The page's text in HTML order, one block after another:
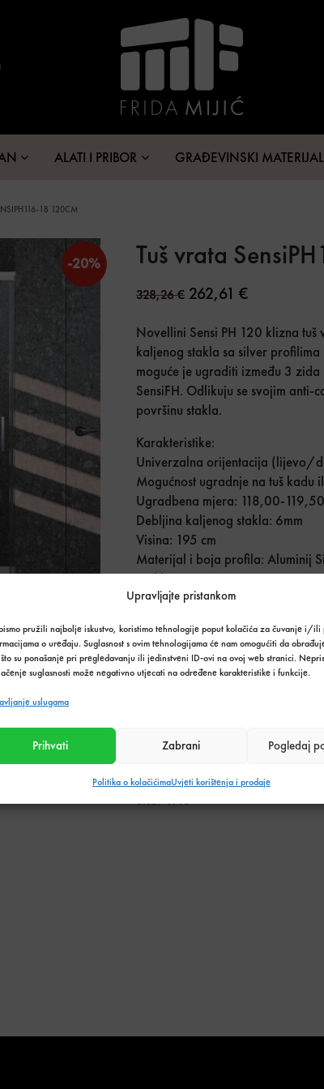
Upravljajte pristankom
pružili najbolje iskustvo, koristimo tehnologije poput kolačića za čuvanje i/ili
o uređaju. Suglasnost s ovim tehnologijama će nam omogućiti da
su ponašanje pri pregledavanju ili jedinstveni ID-ovi na ovoj web stranici.
suglasnosti može negativno utjecati na određene karakteristike i funkcije.
uslugama
Prihvati Zabrani Pogledaj
Politika o kolačićimaUvjeti korištenja i prodaje
ALATI I PRIBOR GRAĐEVINSKI MATERIJAL
1B 120CM
-20% Tuš vrata
328,26€ Original price was:
262,61€Current
Novellini Sensi PH 120 klizna
kaljenog stakla sa silver profilima
moguće je ugraditi između 3
SensiFH. Odlikuju se svojim anti-
površinu stakla.
Karakteristike:
Univerzalna orijentacija (lijevo/
Mogućnost ugradnje na tuš kadu
Ugradbena mjera: 118,00-
Debljina kaljenog stakla: 6mm
Visina: 195 cm
Materijal i boja profila: Aluminij
Staklo: Transparentno
Tuš vrata SensiPH moguće je
potrebno je kombinirati sa
Količina u paketima: Tuš
Količina zaliha: 4 kom
SKU:4146